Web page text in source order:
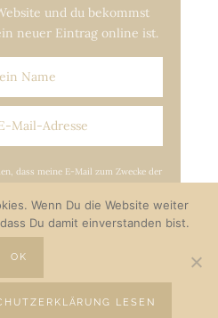
und du bekommst
neuer Eintrag online ist.
dass meine E-Mail zum Zwecke der
Wenn Du die Website weiter
Du damit einverstanden bist.
OK
LESEN